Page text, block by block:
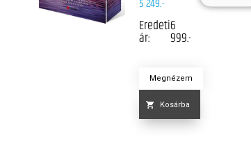
Eredeti
ár:
6
999.-
Megnézem
Kosárba